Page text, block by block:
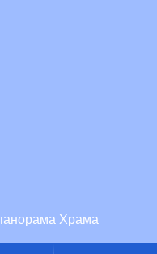
Храма